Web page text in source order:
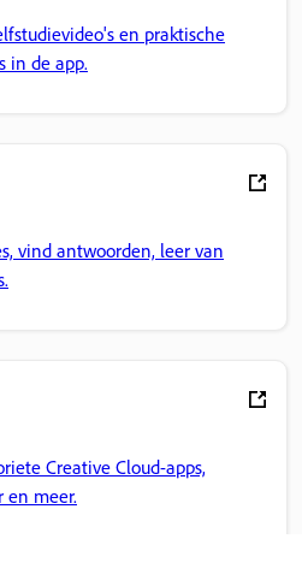
en praktische
in de app.
vind antwoorden, leer van
Creative Cloud-apps,
en meer.